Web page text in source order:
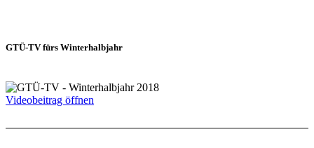
GTÜ-TV fürs Winterhalbjahr
Videobeitrag öffnen